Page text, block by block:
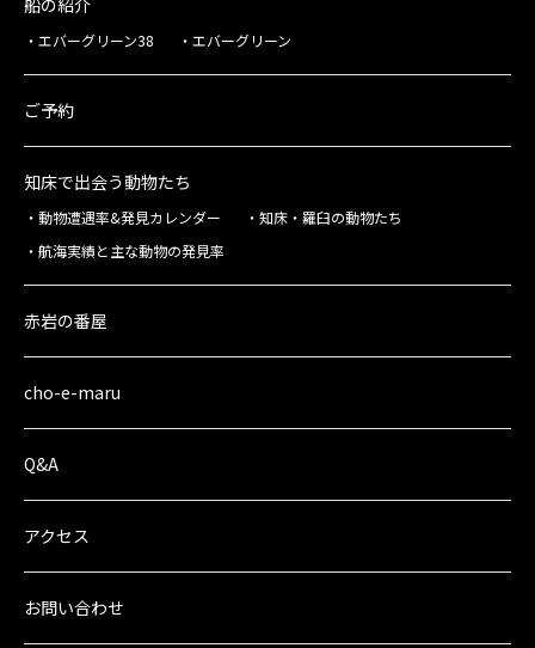
エバーグリーン38 エバーグリーン
ご予約
知床で出会う動物たち
動物遭遇率&発見カレンダー
知床・羅臼の動物たち
航海実績と主な動物の発見率
赤岩の番屋
cho-e-maru
Q&A
アクセス
お問い合わせ